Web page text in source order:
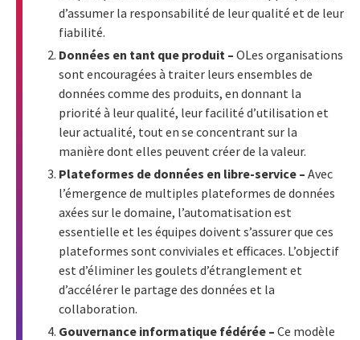
d’assumer la responsabilité de leur qualité et de leur
fiabilité.
Données en tant que produit – OLes organisations
sont encouragées à traiter leurs ensembles de
données comme des produits, en donnant la
priorité à leur qualité, leur facilité d’utilisation et
leur actualité, tout en se concentrant sur la
manière dont elles peuvent créer de la valeur.
Plateformes de données en libre-service – Avec
l’émergence de multiples plateformes de données
axées sur le domaine, l’automatisation est
essentielle et les équipes doivent s’assurer que ces
plateformes sont conviviales et efficaces. L’objectif
est d’éliminer les goulets d’étranglement et
d’accélérer le partage des données et la
collaboration.
Gouvernance informatique fédérée – Ce modèle